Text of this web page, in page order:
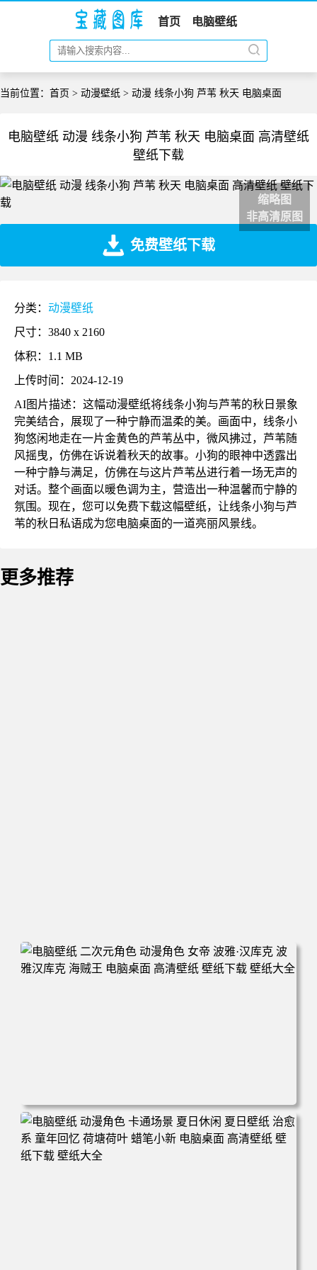
首页 电脑壁纸
当前位置： 首页 > 动漫壁纸 > 动漫 线条小狗 芦苇 秋天 电脑桌面
电脑壁纸 动漫 线条小狗 芦苇 秋天 电脑桌面 高清壁纸
壁纸下载
缩略图
非高清原图
免费壁纸下载
分类： 动漫壁纸
尺寸：3840 x 2160
体积：1.1 MB
上传时间：2024-12-19
AI图片描述：这幅动漫壁纸将线条小狗与芦苇的秋日景象
完美结合，展现了一种宁静而温柔的美。画面中，线条小
狗悠闲地走在一片金黄色的芦苇丛中，微风拂过，芦苇随
风摇曳，仿佛在诉说着秋天的故事。小狗的眼神中透露出
一种宁静与满足，仿佛在与这片芦苇丛进行着一场无声的
对话。整个画面以暖色调为主，营造出一种温馨而宁静的
氛围。现在，您可以免费下载这幅壁纸，让线条小狗与芦
苇的秋日私语成为您电脑桌面的一道亮丽风景线。
更多推荐
电脑壁纸 二次元角色 动漫角色 女帝 波雅·汉库克 波雅汉库
克 海贼王 电脑桌面 高清壁纸 壁纸下载 壁纸大全